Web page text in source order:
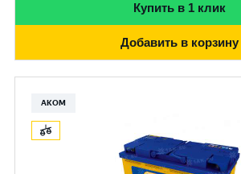
Купить в 1 клик
Добавить в корзину
АКОМ